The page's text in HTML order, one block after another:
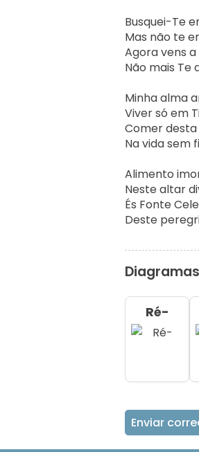
Busquei-Te
Mas não te
Agora vens
Não mais Te
Minha alma
Viver só em
Comer
Na vida sem
Alimento
Neste altar
És Fonte
Deste
Ré-
Enviar